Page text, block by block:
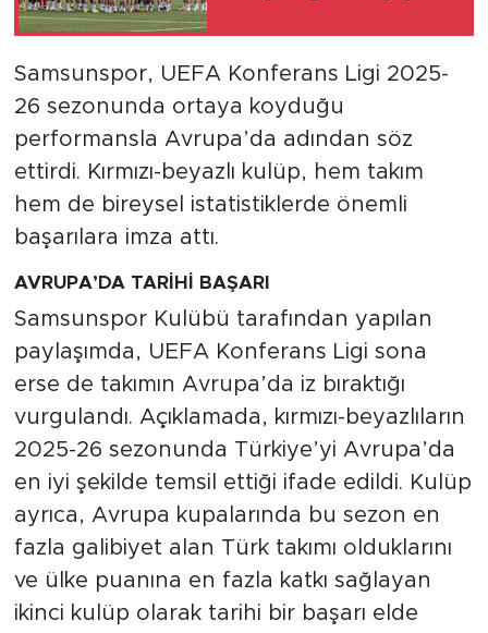
Samsunspor, UEFA Konferans Ligi 2025-
26 sezonunda ortaya koyduğu
performansla Avrupa’da adından söz
ettirdi. Kırmızı-beyazlı kulüp, hem takım
hem de bireysel istatistiklerde önemli
başarılara imza attı.
AVRUPA’DA TARİHİ BAŞARI
Samsunspor Kulübü tarafından yapılan
paylaşımda, UEFA Konferans Ligi sona
erse de takımın Avrupa’da iz bıraktığı
vurgulandı. Açıklamada, kırmızı-beyazlıların
2025-26 sezonunda Türkiye’yi Avrupa’da
en iyi şekilde temsil ettiği ifade edildi. Kulüp
ayrıca, Avrupa kupalarında bu sezon en
fazla galibiyet alan Türk takımı olduklarını
ve ülke puanına en fazla katkı sağlayan
ikinci kulüp olarak tarihi bir başarı elde